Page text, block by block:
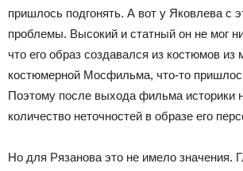
пришлось подгонять. А вот у Яковлева с
проблемы. Высокий и статный он не мог
что его образ создавался из костюмов из
костюмерной Мосфильма, что-то
Поэтому после выхода фильма историки
количество неточностей в образе его
Но для Рязанова это не имело значения.